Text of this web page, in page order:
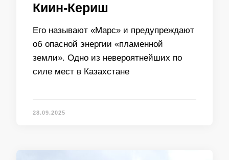
Киин-Кериш
Его называют «Марс» и предупреждают
об опасной энергии «пламенной
земли». Одно из невероятнейших по
силе мест в Казахстане
28.09.2025